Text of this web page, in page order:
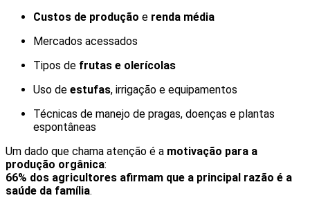
Custos de produção e renda média
Mercados acessados
Tipos de frutas e olerícolas
Uso de estufas, irrigação e equipamentos
Técnicas de manejo de pragas, doenças e plantas
espontâneas
Um dado que chama atenção é a motivação para a
produção orgânica:
66% dos agricultores afirmam que a principal razão é a
saúde da família.